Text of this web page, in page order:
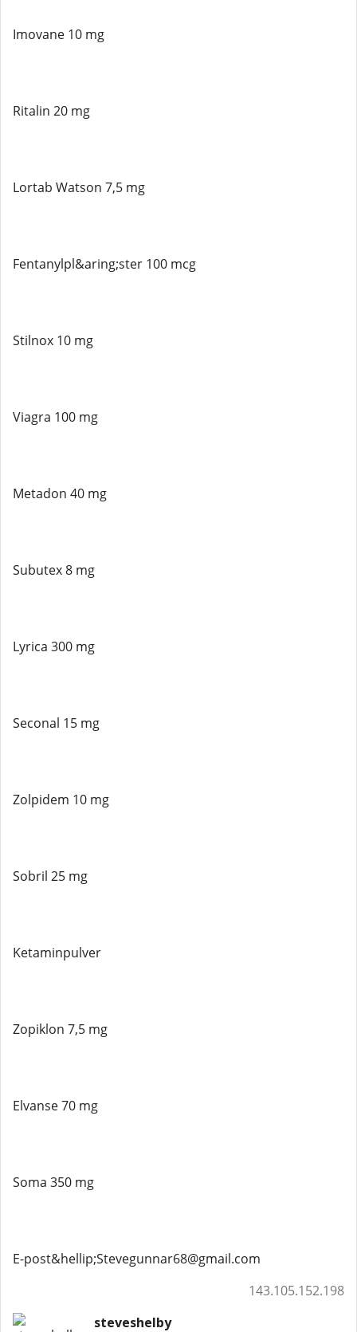
Imovane 10 mg
Ritalin 20 mg
Lortab Watson 7,5 mg
Fentanylpl&aring;ster 100 mcg
Stilnox 10 mg
Viagra 100 mg
Metadon 40 mg
Subutex 8 mg
Lyrica 300 mg
Seconal 15 mg
Zolpidem 10 mg
Sobril 25 mg
Ketaminpulver
Zopiklon 7,5 mg
Elvanse 70 mg
Soma 350 mg
E-post&hellip;Stevegunnar68@gmail.com
143.105.152.198
steveshelby